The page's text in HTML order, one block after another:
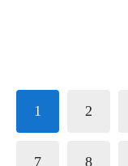
1 2
7 8